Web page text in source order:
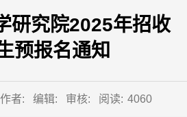
研究院2025年招收
预报名通知
作者: 编辑: 审核: 阅读: 4060